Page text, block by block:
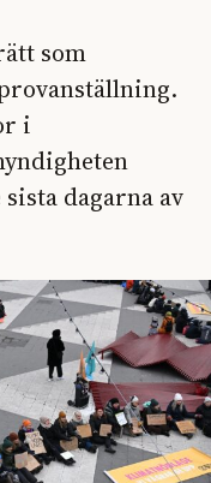
som
i
dagarna av